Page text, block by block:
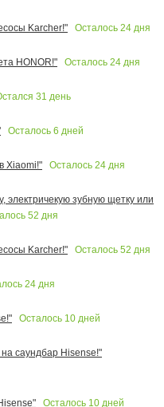
Karcher!"
Осталось 24 дня
HONOR!"
Осталось 24 дня
31 день
Осталось 6 дней
Xiaomi!"
Осталось 24 дня
электричекую зубную щетку или
52 дня
Karcher!"
Осталось 52 дня
24 дня
Осталось 10 дней
саундбар Hisense!"
Осталось 10 дней